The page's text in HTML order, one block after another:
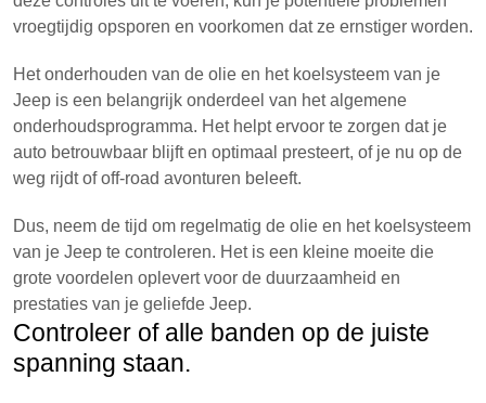
vroegtijdig opsporen en voorkomen dat ze ernstiger worden.
Het onderhouden van de olie en het koelsysteem van je
Jeep is een belangrijk onderdeel van het algemene
onderhoudsprogramma. Het helpt ervoor te zorgen dat je
auto betrouwbaar blijft en optimaal presteert, of je nu op de
weg rijdt of off-road avonturen beleeft.
Dus, neem de tijd om regelmatig de olie en het koelsysteem
van je Jeep te controleren. Het is een kleine moeite die
grote voordelen oplevert voor de duurzaamheid en
prestaties van je geliefde Jeep.
Controleer of alle banden op de juiste
spanning staan.